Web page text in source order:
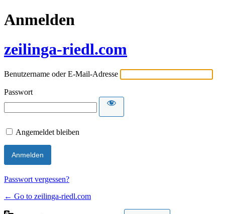
Anmelden
zeilinga-riedl.com
Benutzername oder E-Mail-Adresse
Passwort
Angemeldet bleiben
Passwort vergessen?
← Go to zeilinga-riedl.com